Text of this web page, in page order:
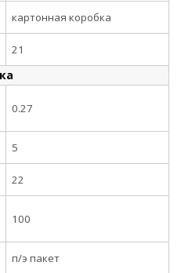
картонная коробка
21
0.27
5
22
100
п/э пакет